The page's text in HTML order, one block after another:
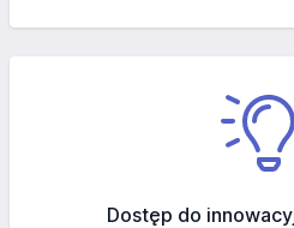
Dostęp do